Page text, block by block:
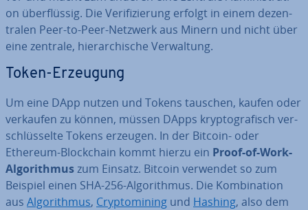
on über­flüs­sig. Die Ve­ri­fi­zie­rung erfolgt in einem de­zen­
tra­len Peer-to-Peer-Netzwerk aus Minern und nicht über
eine zentrale, hier­ar­chi­sche Ver­wal­tung.
Token-Erzeugung
Um eine DApp nutzen und Tokens tauschen, kaufen oder
verkaufen zu können, müssen DApps kryp­to­gra­fisch ver­
schlüs­sel­te Tokens erzeugen. In der Bitcoin- oder
Ethereum-Block­chain kommt hierzu ein Proof-of-Work-
Al­go­rith­muszum Einsatz. Bitcoin verwendet so zum
Beispiel einen SHA-256-Al­go­rith­mus. Die Kom­bi­na­ti­on
aus Al­go­rith­mus, Cryp­to­mi­ning und Hashing, also dem